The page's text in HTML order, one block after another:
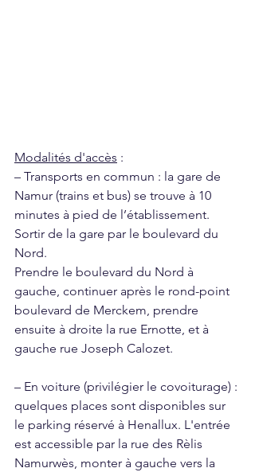
Modalités d'accès :
– Transports en commun : la gare de
Namur (trains et bus) se trouve à 10
minutes à pied de l’établissement.
Sortir de la gare par le boulevard du
Nord.
Prendre le boulevard du Nord à
gauche, continuer après le rond-point
boulevard de Merckem, prendre
ensuite à droite la rue Ernotte, et à
gauche rue Joseph Calozet.
– En voiture (privilégier le covoiturage) :
quelques places sont disponibles sur
le parking réservé à Henallux. L'entrée
est accessible par la rue des Rèlis
Namurwès, monter à gauche vers la